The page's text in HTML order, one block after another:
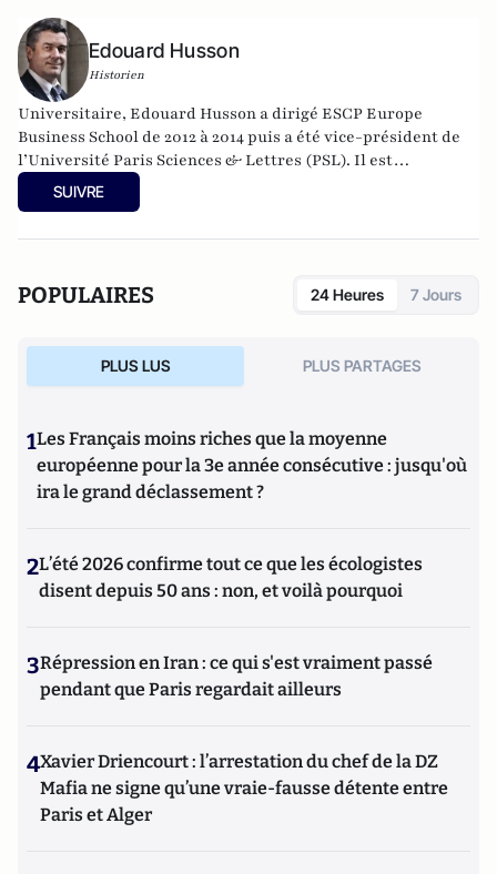
Edouard Husson
Historien
Universitaire, Edouard Husson a dirigé ESCP Europe
Business School de 2012 à 2014puis a été vice-président de
l’Université Paris Sciences & Lettres (PSL). Il est
actuellement professeur à l’Institut Franco-Allemand
d’Etudes Européennes (à l’Université de Cergy-Pontoise).
d’ouvrages et de nombreux articles sur l’histoire de
mondialisations, l’histoire de la monnaie, l’histoire du
nazisme et des autres violences de masse au XXème siècle
ou l’histoire des relations internationales et des conflits
Benjamin Disraëli.
SUIVRE
POPULAIRES 24 Heures 7 Jours
PLUS LUS PLUS PARTAGES
1Les Français moins riches que la moyenne
européenne pour la 3e année consécutive : jusqu'où
ira le grand déclassement ?
2L’été 2026 confirme tout ce que les écologistes
disent depuis 50 ans : non, et voilà pourquoi
3Répression en Iran : ce qui s'est vraiment passé
pendant que Paris regardait ailleurs
4Xavier Driencourt : l’arrestation du chef de la DZ
Mafia ne signe qu’une vraie-fausse détente entre
Paris et Alger